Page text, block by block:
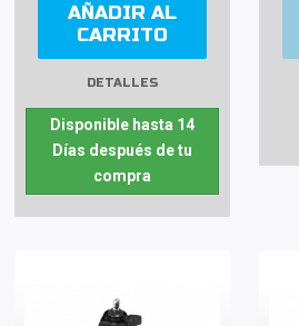
AÑADIR AL
CARRITO
DETALLES
Disponible hasta 14
Días después de tu
compra